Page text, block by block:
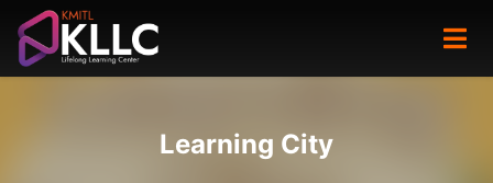
content
Learning City